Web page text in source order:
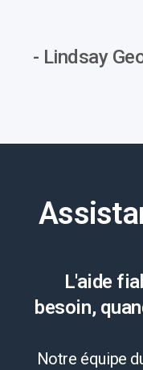
- Lindsay
L'aide
besoin,
Notre équipe